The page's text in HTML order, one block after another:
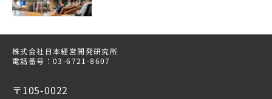
株式会社日本経営開発研究所
電話番号：03-6721-8607
〒105-0022